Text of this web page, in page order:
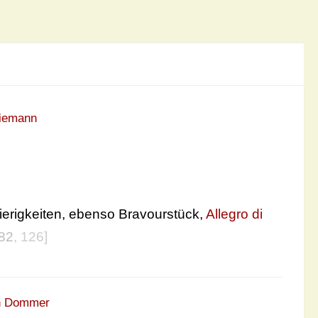
ebenso Bravourstück, Allegro di
, 126]
Dommer